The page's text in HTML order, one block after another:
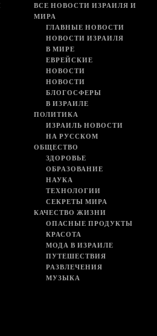
ВСЕ НОВОСТИ ИЗРАИЛЯ И
МИРА
ГЛАВНЫЕ НОВОСТИ
НОВОСТИ ИЗРАИЛЯ
В МИРЕ
ЕВРЕЙСКИЕ
НОВОСТИ
НОВОСТИ
БЛОГОСФЕРЫ
В ИЗРАИЛЕ
ПОЛИТИКА
ИЗРАИЛЬ НОВОСТИ
НА РУССКОМ
ОБЩЕСТВО
ЗДОРОВЬЕ
ОБРАЗОВАНИЕ
НАУКА
ТЕХНОЛОГИИ
СЕКРЕТЫ МИРА
КАЧЕСТВО ЖИЗНИ
ОПАСНЫЕ ПРОДУКТЫ
КРАСОТА
МОДА В ИЗРАИЛЕ
ПУТЕШЕСТВИЯ
РАЗВЛЕЧЕНИЯ
МУЗЫКА